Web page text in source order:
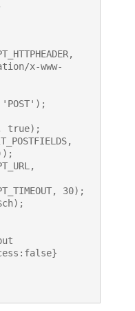
x-www-
'POST');
true);
30);